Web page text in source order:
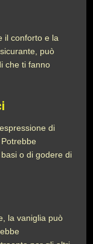
il conforto e la
può
che ti fanno
di
o di godere di
la vaniglia può